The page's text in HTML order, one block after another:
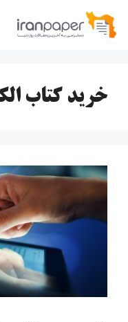
پرش
خرید کتاب